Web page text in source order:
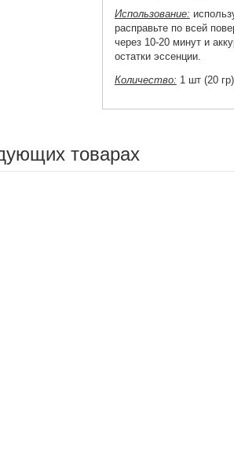
Использование:
расправьте по всей
через 10-20 минут и
остатки эссенции.
Количество: 1 шт (20
товарах